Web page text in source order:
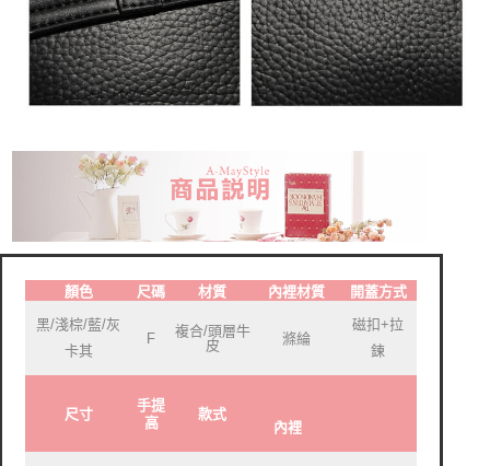
顏色 尺碼 材質 內裡材質
開蓋方式
黑/淺棕/藍/灰
卡其
F
複合/頭層牛
皮
滌綸
磁扣+拉
鍊
尺寸
手提
高
款式
內裡